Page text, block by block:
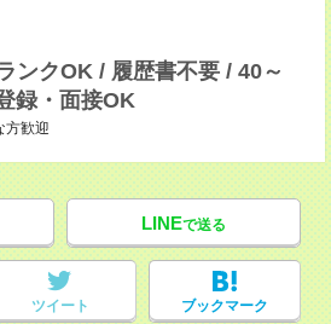
ンクOK / 履歴書不要 / 40～
録・面接OK
方歓迎
LINEで送る
ツイート ブックマーク